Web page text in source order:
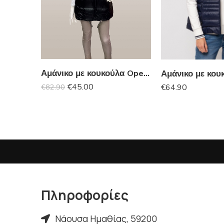
Αμάνικο με κουκούλα Open Fashion
€82.90 €45.00 €64.90
Πληροφορίες
Νάουσα Ημαθίας, 59200